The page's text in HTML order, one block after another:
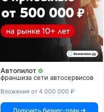
Автопилот
франшиза сети автосервисов
Вложения от 4 000 000 ₽
Получить бизнес-план